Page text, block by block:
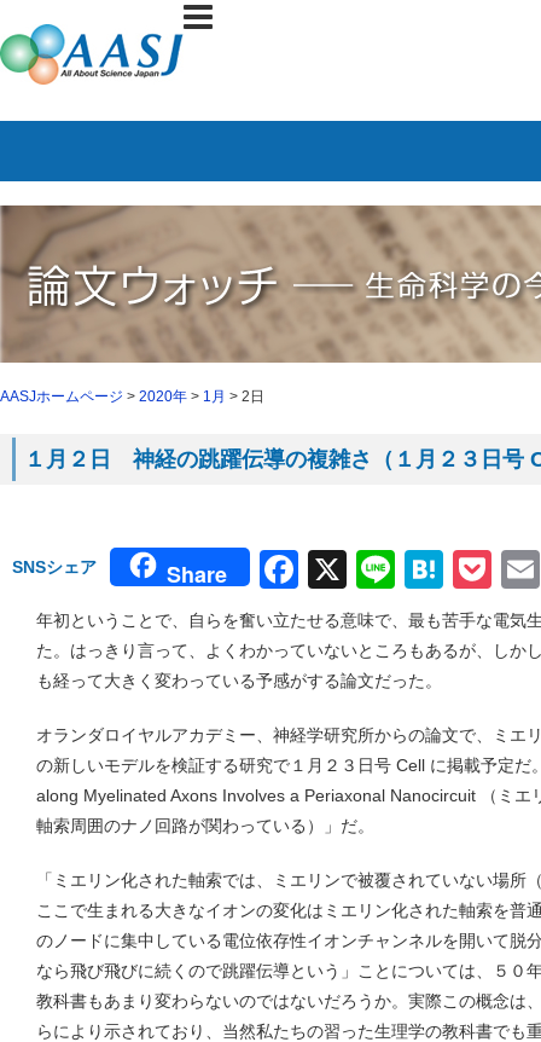
AASJホームページ > 2020年 > 1月 > 2日
１月２日 神経の跳躍伝導の複雑さ（１月２３日号
SNSシェア Share Facebook
X Line
年初ということで、自らを奮い立たせる意味で、最も苦手な電気
た。はっきり言って、よくわかっていないところもあるが、しか
も経って大きく変わっている予感がする論文だった。
オランダロイヤルアカデミー、神経学研究所からの論文で、ミエ
の新しいモデルを検証する研究で１月２３日号 Cell に掲載予定
along Myelinated Axons Involves a Periaxonal Nanocircuit （ミエ
軸索周囲のナノ回路が関わっている）」だ。
「ミエリン化された軸索では、ミエリンで被覆されていない場所
ここで生まれる大きなイオンの変化はミエリン化された軸索を普
のノードに集中している電位依存性イオンチャンネルを開いて脱
なら飛び飛びに続くので跳躍伝導という」ことについては、５０
教科書もあまり変わらないのではないだろうか。実際この概念は
らにより示されており、当然私たちの習った生理学の教科書でも